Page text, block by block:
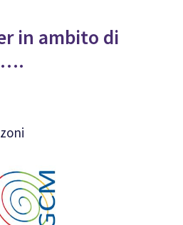
in ambito di
….